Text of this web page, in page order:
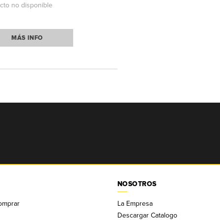
no disponible
MÁS INFO
NOSOTROS
La Empresa
Descargar Catalogo